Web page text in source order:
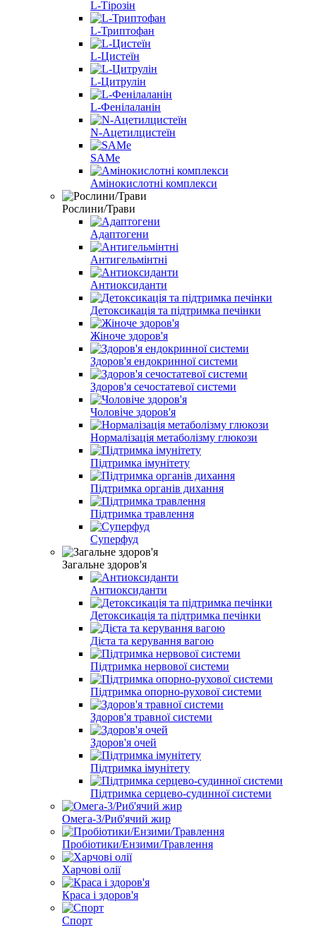
L-Тірозін
L-Триптофан
L-Цистеїн
L-Цитрулін
L-Фенілаланін
N-Ацетилцистеїн
SAMe
Амінокислотні комплекси
Рослини/Трави
Адаптогени
Антигельмінтні
Антиоксиданти
Детоксикація та підтримка печінки
Жіноче здоров'я
Здоров'я ендокринної системи
Здоров'я сечостатевої системи
Чоловіче здоров'я
Нормалізація метаболізму глюкози
Підтримка імунітету
Підтримка органів дихання
Підтримка травлення
Суперфуд
Загальне здоров'я
Антиоксиданти
Детоксикація та підтримка печінки
Дієта та керування вагою
Підтримка нервової системи
Підтримка опорно-рухової системи
Здоров'я травної системи
Здоров'я очей
Підтримка імунітету
Підтримка серцево-судинної системи
Омега-3/Риб'ячий жир
Пробіотики/Ензими/Травлення
Харчові олії
Краса і здоров'я
Спорт